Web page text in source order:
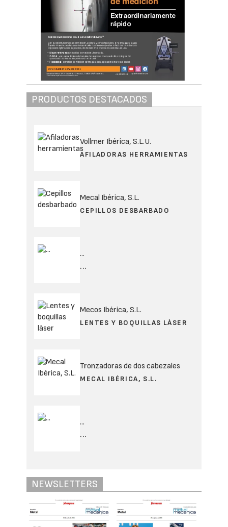
PRODUCTOS DESTACADOS
Vollmer Ibérica, S.L.U.
AFILADORAS HERRAMIENTAS
Mecal Ibérica, S.L.
CEPILLOS DESBARBADO
...
...
Mecos Ibérica, S.L.
LENTES Y BOQUILLAS LÀSER
Tronzadoras de dos cabezales
MECAL IBÉRICA, S.L.
...
...
NEWSLETTERS